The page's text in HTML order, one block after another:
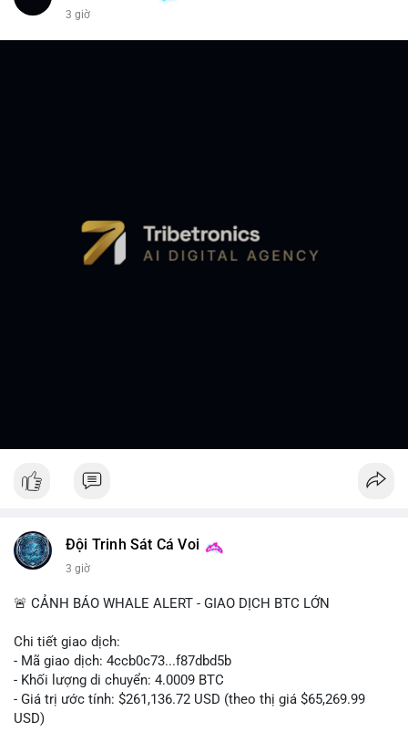
3 giờ
Đội Trinh Sát Cá Voi
3 giờ
🚨 CẢNH BÁO WHALE ALERT - GIAO DỊCH BTC LỚN
Chi tiết giao dịch:
- Mã giao dịch: 4ccb0c73...f87dbd5b
- Khối lượng di chuyển: 4.0009 BTC
- Giá trị ước tính: $261,136.72 USD (theo thị giá $65,269.99
USD)